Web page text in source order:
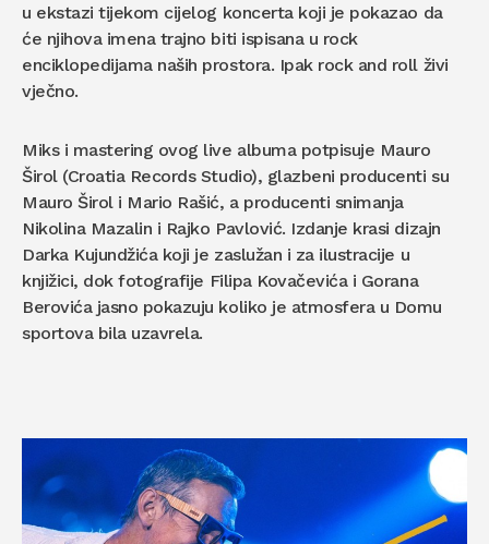
u ekstazi tijekom cijelog koncerta koji je pokazao da
će njihova imena trajno biti ispisana u rock
enciklopedijama naših prostora. Ipak rock and roll živi
vječno.
Miks i mastering ovog live albuma potpisuje Mauro
Širol (Croatia Records Studio), glazbeni producenti su
Mauro Širol i Mario Rašić, a producenti snimanja
Nikolina Mazalin i Rajko Pavlović. Izdanje krasi dizajn
Darka Kujundžića koji je zaslužan i za ilustracije u
knjižici, dok fotografije Filipa Kovačevića i Gorana
Berovića jasno pokazuju koliko je atmosfera u Domu
sportova bila uzavrela.